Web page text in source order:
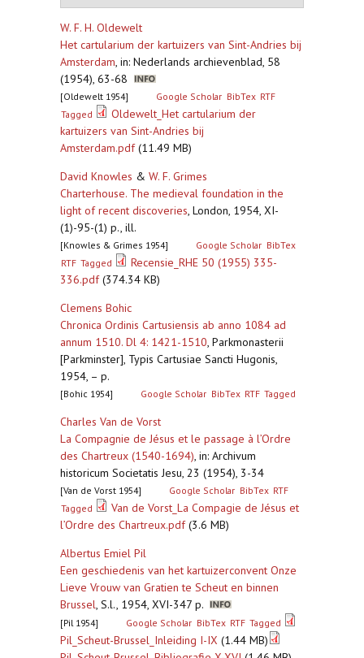
W. F. H. Oldewelt
Het cartularium der kartuizers van Sint-Andries bij
Amsterdam, in: Nederlands archievenblad, 58
(1954), 63-68
[Oldewelt 1954] Google Scholar BibTex RTF
Tagged
Oldewelt_Het cartularium der
kartuizers van Sint-Andries bij
Amsterdam.pdf(11.49 MB)
David Knowles & W. F. Grimes
Charterhouse. The medieval foundation in the
light of recent discoveries, London, 1954, XI-
(1)-95-(1) p., ill.
[Knowles & Grimes 1954] Google Scholar BibTex
RTF Tagged
Recensie_RHE 50 (1955) 335-
336.pdf(374.34 KB)
Clemens Bohic
Chronica Ordinis Cartusiensis ab anno 1084 ad
annum 1510. Dl 4: 1421-1510, Parkmonasterii
[Parkminster], Typis Cartusiae Sancti Hugonis,
1954, – p.
[Bohic 1954] Google Scholar BibTex RTF Tagged
Charles Van de Vorst
La Compagnie de Jésus et le passage à l’Ordre
des Chartreux (1540-1694), in: Archivum
historicum Societatis Jesu, 23 (1954), 3-34
[Van de Vorst 1954] Google Scholar BibTex RTF
Tagged
Van de Vorst_La Compagie de Jésus et
l’Ordre des Chartreux.pdf(3.6 MB)
Albertus Emiel Pil
Een geschiedenis van het kartuizerconvent Onze
Lieve Vrouw van Gratien te Scheut en binnen
Brussel, S.l., 1954, XVI-347 p.
[Pil 1954] Google Scholar BibTex RTF Tagged
Pil_Scheut-Brussel_Inleiding I-IX (1.44 MB)